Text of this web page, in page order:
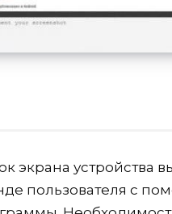
экрана устройства
пользователя с